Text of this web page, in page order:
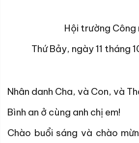
Hội trường Công
Thứ Bảy, ngày 11 tháng
Nhân danh Cha, và Con, và
Bình an ở cùng anh chị em!
Chào buổi sáng và chào